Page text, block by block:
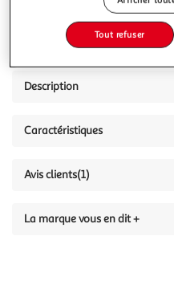
Description
Caractéristiques
Avis clients(1)
La marque vous en dit +
Tout refuser